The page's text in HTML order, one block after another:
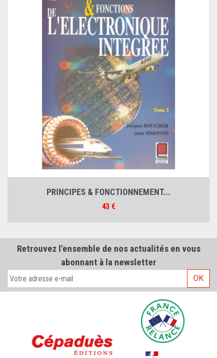
PRINCIPES & FONCTIONNEMENT...
Prix
43 €
Retrouvez l'ensemble de nos actualités en vous
abonnant à la newsletter
OK